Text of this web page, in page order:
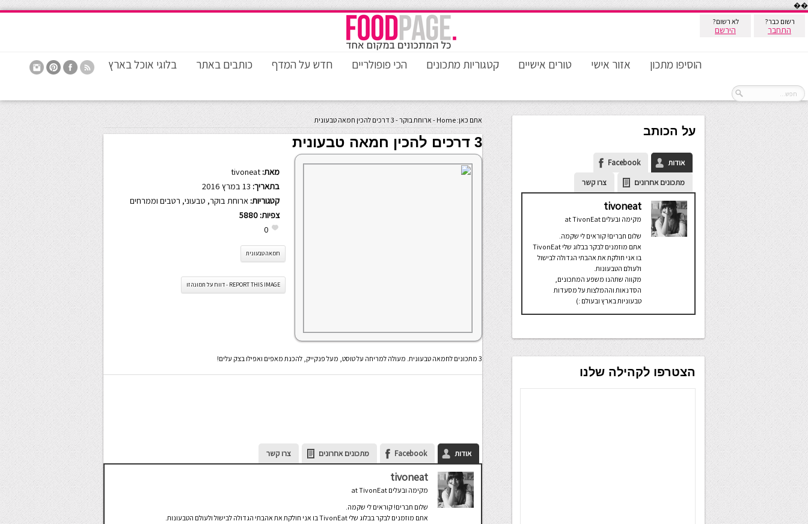
��
רשום כבר?
התחבר
לא רשום?
הירשם
הוסיפו מתכון אזור אישי טורים אישיים קטגוריות מתכונים הכי פופולריים חדש על המדף כותבים באתר בלוגי אוכל בארץ
אתם כאן: Home
- ארוחת בוקר-3 דרכים להכין חמאה טבעונית
3 דרכים להכין חמאה טבעונית
מאת: tivoneat
בתאריך:
קטגוריות: ארוחת בוקר, טבעוני, רטבים וממרחים
צפיות: 5880
0
חמאה טבעונית
REPORT THIS IMAGE - דווח על תמונה זו
3 מתכונים לחמאה טבעונית. מעולה למריחה על טוסט, מעל פנקייק, להכנת מאפים ואפילו בצק עלים!
אודות Facebook מתכונים אחרונים צרו קשר
tivoneat
מקימה ובעלים TivonEat
שלום חברים! קוראים לי שקמה.
אתם מוזמנים לבקר בבלוג שלי TivonEat בו אני חולקת את אהבתי הגדולה לבישול ולעולם הטבעונות.
על הכותב
אודות
Facebook
מתכונים אחרונים
צרו קשר
tivoneat
מקימה ובעלים TivonEat
שלום חברים! קוראים לי שקמה.
אתם מוזמנים לבקר בבלוג שלי TivonEat
בו אני חולקת את אהבתי הגדולה לבישול
ולעולם הטבעונות.
מקווה שתהנו משפע המתכונים,
הסדנאות וההמלצות על מסעדות
טבעוניות בארץ ובעולם :)
הצטרפו לקהילה שלנו